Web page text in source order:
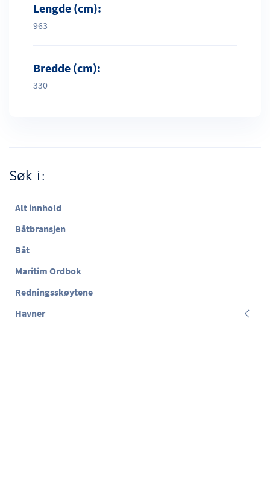
Lengde (cm):
963
Bredde (cm):
330
Søk i:
Alt innhold
Båtbransjen
Båt
Maritim Ordbok
Redningsskøytene
Havner